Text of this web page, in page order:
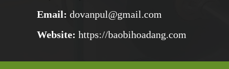
Email: dovanpul@gmail.com
Website: https://baobihoadang.com